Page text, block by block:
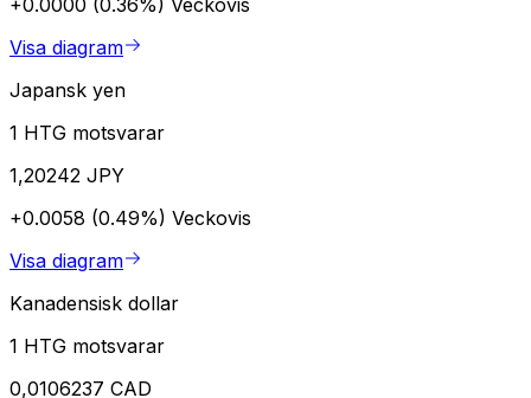
Visa diagram
Japansk yen
1 HTG motsvarar
1,20242 JPY
+0.0058 (0.49%) Veckovis
Visa diagram
Kanadensisk dollar
1 HTG motsvarar
0,0106237 CAD